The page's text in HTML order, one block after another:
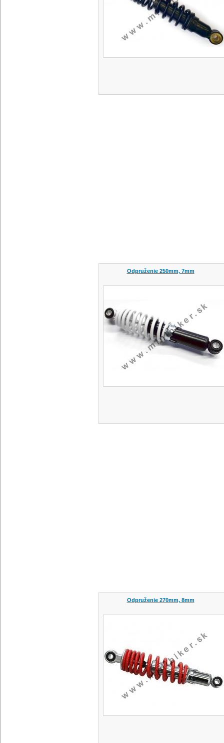
Odpruženie 250mm, 7mm
Odpruženie 270mm, 8mm